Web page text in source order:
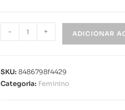
- + ADICIONAR
SKU: 8486798f4429
Categoria: Feminino